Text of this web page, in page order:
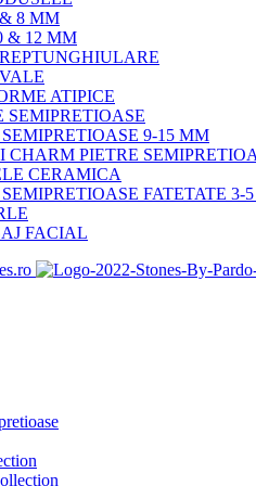
8 MM
& 12 MM
ATIPICE
SEMIPRETIOASE
9-15 MM
CHARM PIETRE
CERAMICA
FATETATE 3-
FACIAL